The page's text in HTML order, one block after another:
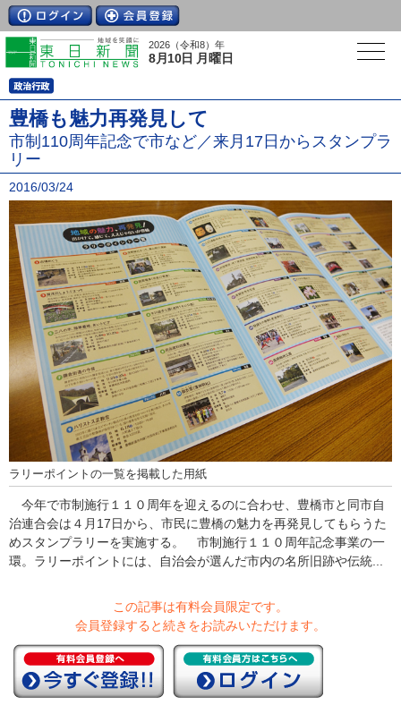
2026（令和8）年
8月10日 月曜日
豊橋も魅力再発見して
市制110周年記念で市など／来月17日からスタンプラ
リー
2016/03/24
ラリーポイントの一覧を掲載した用紙
今年で市制施行１１０周年を迎えるのに合わせ、豊橋市と同市自
治連合会は４月17日から、市民に豊橋の魅力を再発見してもらうた
めスタンプラリーを実施する。 市制施行１１０周年記念事業の一
環。ラリーポイントには、自治会が選んだ市内の名所旧跡や伝統...
この記事は有料会員限定です。
会員登録すると続きをお読みいただけます。